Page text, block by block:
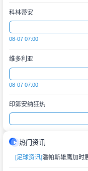
科林蒂安
08-07 07:00
维多利亚
08-07 07:00
印第安纳狂热
热门资讯
[足球资讯]潘帕斯雄鹰加时